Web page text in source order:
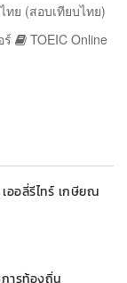
ทย (สอบเทียบไทย)
ร์
TOEIC Online
ออลี่รีไทร์ เกษียณ
ารท้องถิ่น